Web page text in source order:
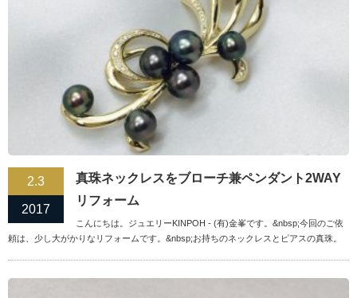
2.3
2017
真珠ネックレスをブローチ兼ペンダント2WAY
リフォーム
こんにちは。ジュエリーKINPOH - (有)金峯です。&nbsp;今回のご依
頼は、少し大がかりなリフォームです。&nbsp;お持ちのネックレスとピアスの真珠。